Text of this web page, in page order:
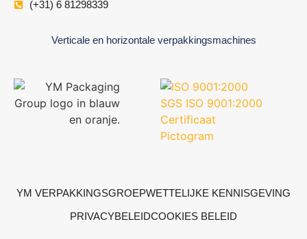
(+31) 6 81298339
Verticale en horizontale verpakkingsmachines
YM VERPAKKINGSGROEPWETTELIJKE KENNISGEVING
PRIVACYBELEIDCOOKIES BELEID